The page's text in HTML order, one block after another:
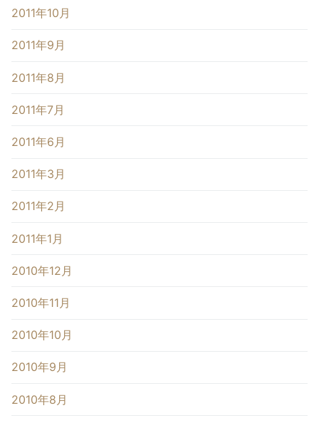
2011年10月
2011年9月
2011年8月
2011年7月
2011年6月
2011年3月
2011年2月
2011年1月
2010年12月
2010年11月
2010年10月
2010年9月
2010年8月